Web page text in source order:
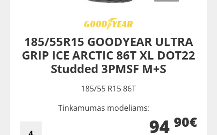
185/55R15 GOODYEAR ULTRA
GRIP ICE ARCTIC 86T XL DOT22
Studded 3PMSF M+S
185/55 R15 86T
Tinkamumas modeliams:
94 90€